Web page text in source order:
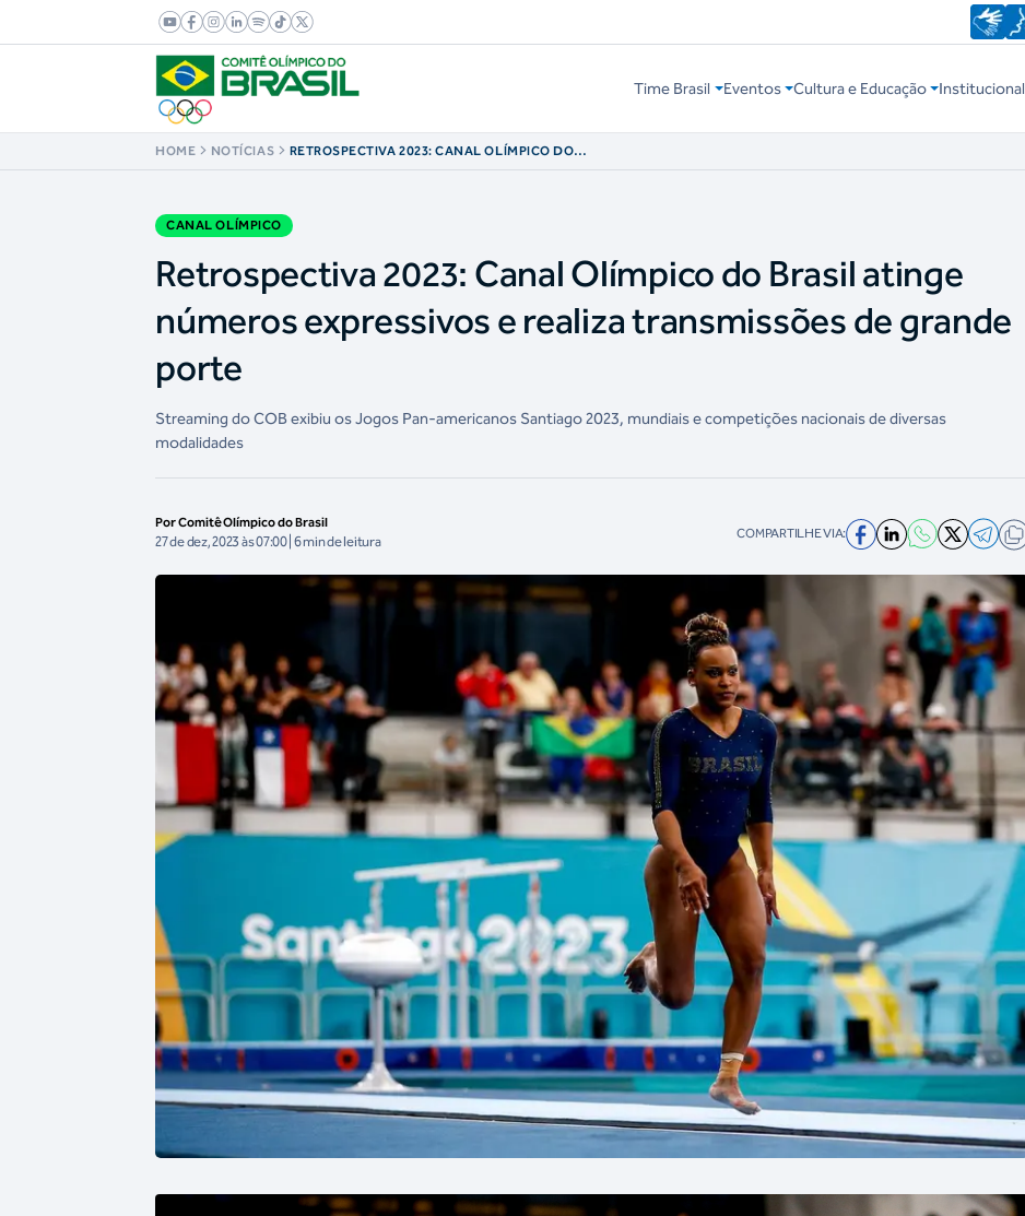
Time Brasil Eventos Cultura e Educação Institucional
HOME NOTÍCIAS
RETROSPECTIVA 2023: CANAL OLÍMPICO DO
CANAL OLÍMPICO
Retrospectiva 2023: Canal Olímpico do Brasil atinge
números expressivos e realiza transmissões de grande
porte
Streaming do COB exibiu os Jogos Pan-americanos Santiago 2023, mundiais e competições nacionais de diversas
modalidades
Por Comitê Olímpico do Brasil
27 de dez, 2023 às 07:00 | 6 min de leitura COMPARTILHE VIA: